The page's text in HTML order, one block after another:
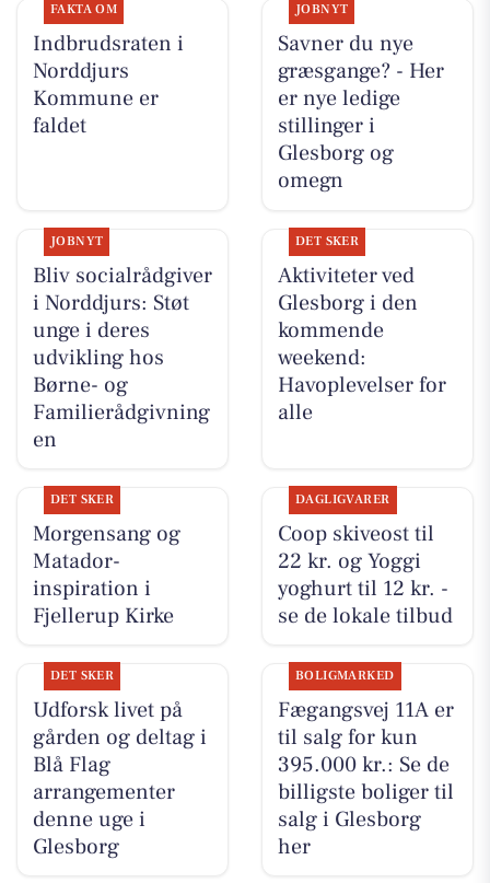
FAKTA OM
Indbrudsraten i
Norddjurs
Kommune er
faldet
JOBNYT
Savner du nye
græsgange? - Her
er nye ledige
stillinger i
Glesborg og
omegn
JOBNYT
Bliv socialrådgiver
i Norddjurs: Støt
unge i deres
udvikling hos
Børne- og
Familierådgivning
en
DET SKER
Aktiviteter ved
Glesborg i den
kommende
weekend:
Havoplevelser for
alle
DET SKER
Morgensang og
Matador-
inspiration i
Fjellerup Kirke
DAGLIGVARER
Coop skiveost til
22 kr. og Yoggi
yoghurt til 12 kr. -
se de lokale tilbud
DET SKER
Udforsk livet på
gården og deltag i
Blå Flag
arrangementer
denne uge i
Glesborg
BOLIGMARKED
Fægangsvej 11A er
til salg for kun
395.000 kr.: Se de
billigste boliger til
salg i Glesborg
her